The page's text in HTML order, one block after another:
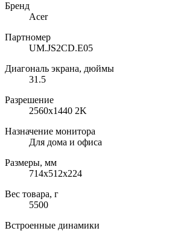
Бренд
Acer
Партномер
UM.JS2CD.E05
Диагональ экрана, дюймы
31.5
Разрешение
2560x1440 2K
Назначение монитора
Для дома и офиса
Размеры, мм
714x512x224
Вес товара, г
5500
Встроенные динамики